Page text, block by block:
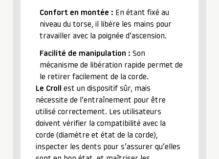
Confort en montée : En étant fixé au
niveau du torse, il libère les mains pour
travailler avec la poignée d’ascension.
Facilité de manipulation : Son
mécanisme de libération rapide permet de
le retirer facilement de la corde.
Le Croll est un dispositif sûr, mais
nécessite de l’entraînement pour être
utilisé correctement. Les utilisateurs
doivent vérifier la compatibilité avec la
corde (diamètre et état de la corde),
inspecter les dents pour s’assurer qu’elles